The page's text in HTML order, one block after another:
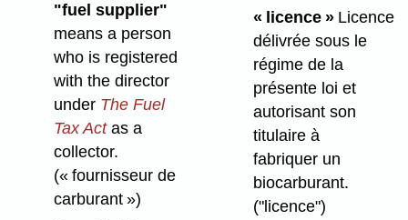
"fuel supplier"
means a person
who is registered
with the director
under The Fuel
Tax Actas a
collector.
(« fournisseur de
carburant »)
« licence »Licence
délivrée sous le
régime de la
présente loi et
autorisant son
titulaire à
fabriquer un
biocarburant.
("licence")